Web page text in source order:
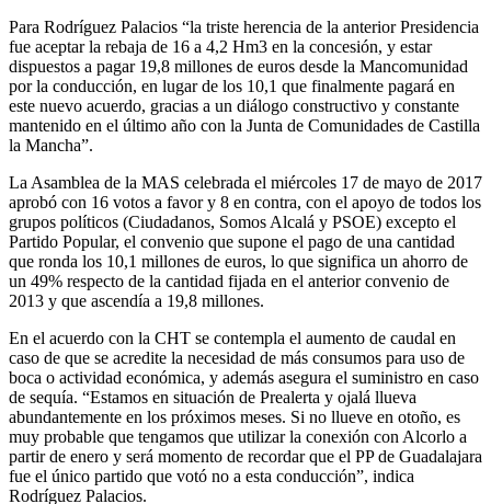
Para Rodríguez Palacios “la triste herencia de la anterior Presidencia
fue aceptar la rebaja de 16 a 4,2 Hm3 en la concesión, y estar
dispuestos a pagar 19,8 millones de euros desde la Mancomunidad
por la conducción, en lugar de los 10,1 que finalmente pagará en
este nuevo acuerdo, gracias a un diálogo constructivo y constante
mantenido en el último año con la Junta de Comunidades de Castilla
la Mancha”.
La Asamblea de la MAS celebrada el miércoles 17 de mayo de 2017
aprobó con 16 votos a favor y 8 en contra, con el apoyo de todos los
grupos políticos (Ciudadanos, Somos Alcalá y PSOE) excepto el
Partido Popular, el convenio que supone el pago de una cantidad
que ronda los 10,1 millones de euros, lo que significa un ahorro de
un 49% respecto de la cantidad fijada en el anterior convenio de
2013 y que ascendía a 19,8 millones.
En el acuerdo con la CHT se contempla el aumento de caudal en
caso de que se acredite la necesidad de más consumos para uso de
boca o actividad económica, y además asegura el suministro en caso
de sequía. “Estamos en situación de Prealerta y ojalá llueva
abundantemente en los próximos meses. Si no llueve en otoño, es
muy probable que tengamos que utilizar la conexión con Alcorlo a
partir de enero y será momento de recordar que el PP de Guadalajara
fue el único partido que votó no a esta conducción”, indica
Rodríguez Palacios.